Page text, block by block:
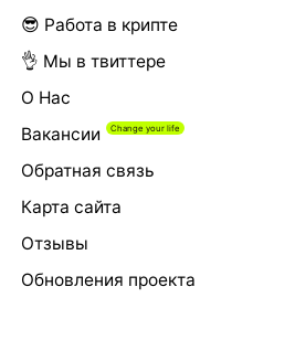
😎 Работа в крипте
👌 Мы в твиттере
О Нас
Вакансии
Обратная связь
Карта сайта
Отзывы
Обновления проекта